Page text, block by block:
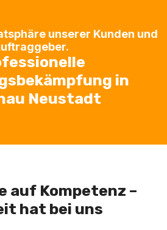
unserer Kunden und
in
Neustadt
auf Kompetenz –
hat bei uns